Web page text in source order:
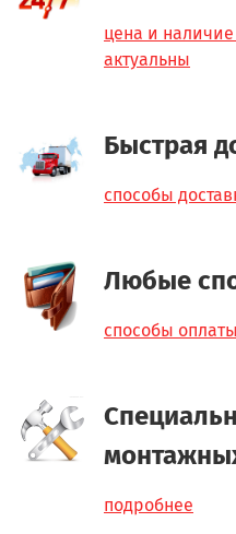
цена и наличие
актуальны
Быстрая
способы
Любые
способы оплаты
подробнее